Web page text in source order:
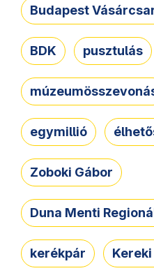
Budapest
BDK pusztulás
egymillió
Zoboki Gábor
Duna Menti
kerékpár